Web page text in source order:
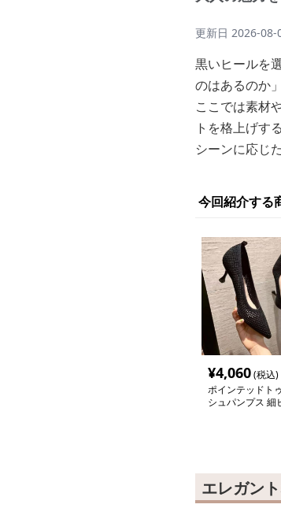
更新日 2026-08-
黒いヒールを
のはあるのか
ここでは素材
トを格上げす
シーンに応じ
今回紹介する
¥4,060(税込)
ポインテッドト
シュパンプス 細
エレガン